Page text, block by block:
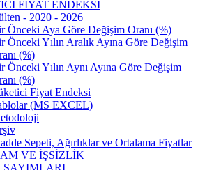
FİYAT ENDEKSİ
- 2020 - 2026
Önceki Aya Göre Değişim Oranı (%)
Önceki Yılın Aralık Ayına Göre Değişim
(%)
Önceki Yılın Aynı Ayına Göre Değişim
(%)
Fiyat Endeksi
(MS EXCEL)
Sepeti, Ağırlıklar ve Ortalama Fiyatlar
VE İŞSİZLİK
SAYIMLARI